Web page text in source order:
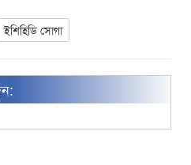
ইশিহিডি সোগা